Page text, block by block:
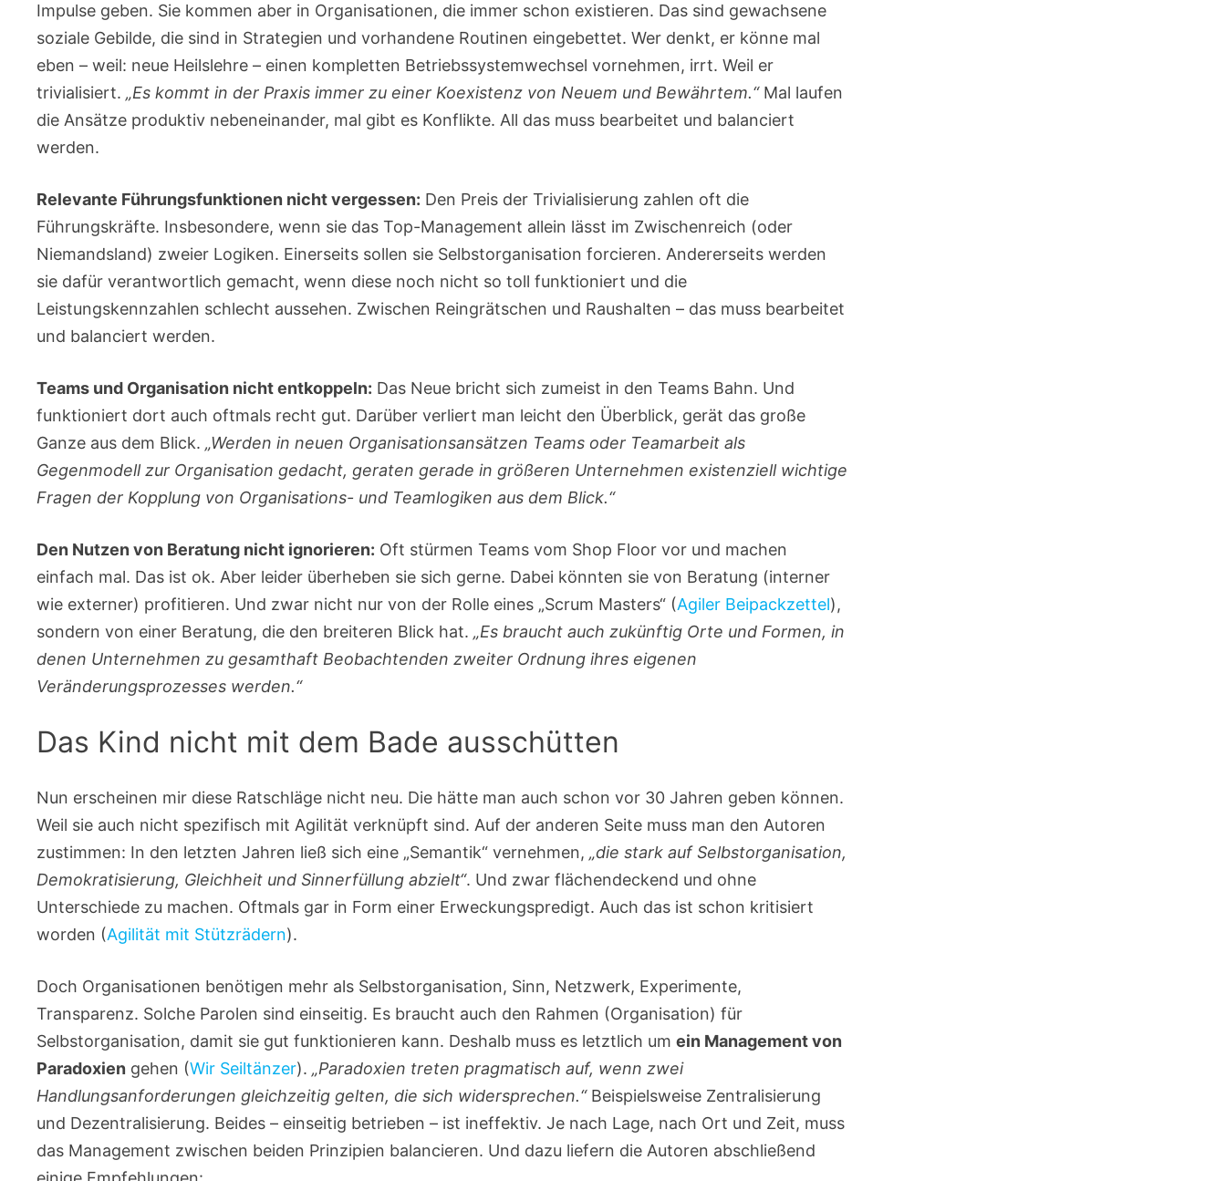
Impulse geben. Sie kommen aber in Organisationen, die immer schon existieren. Das sind gewachsene
soziale Gebilde, die sind in Strategien und vorhandene Routinen eingebettet. Wer denkt, er könne mal
eben – weil: neue Heilslehre – einen kompletten Betriebssystemwechsel vornehmen, irrt. Weil er
trivialisiert.„Es kommt in der Praxis immer zu einer Koexistenz von Neuem und Bewährtem.“Mal laufen
die Ansätze produktiv nebeneinander, mal gibt es Konflikte. All das muss bearbeitet und balanciert
werden.
Relevante Führungsfunktionen nicht vergessen: Den Preis der Trivialisierung zahlen oft die
Führungskräfte. Insbesondere, wenn sie das Top-Management allein lässt im Zwischenreich (oder
Niemandsland) zweier Logiken. Einerseits sollen sie Selbstorganisation forcieren. Andererseits werden
sie dafür verantwortlich gemacht, wenn diese noch nicht so toll funktioniert und die
Leistungskennzahlen schlecht aussehen. Zwischen Reingrätschen und Raushalten – das muss bearbeitet
und balanciert werden.
Teams und Organisation nicht entkoppeln: Das Neue bricht sich zumeist in den Teams Bahn. Und
funktioniert dort auch oftmals recht gut. Darüber verliert man leicht den Überblick, gerät das große
Ganze aus dem Blick.„Werden in neuen Organisationsansätzen Teams oder Teamarbeit als
Gegenmodell zur Organisation gedacht, geraten gerade in größeren Unternehmen existenziell wichtige
Fragen der Kopplung von Organisations- und Teamlogiken aus dem Blick.“
Den Nutzen von Beratung nicht ignorieren: Oft stürmen Teams vom Shop Floor vor und machen
einfach mal. Das ist ok. Aber leider überheben sie sich gerne. Dabei könnten sie von Beratung (interner
wie externer) profitieren. Und zwar nicht nur von der Rolle eines „Scrum Masters“ (Agiler Beipackzettel),
sondern von einer Beratung, die den breiteren Blick hat.„Es braucht auch zukünftig Orte und Formen, in
denen Unternehmen zu gesamthaft Beobachtenden zweiter Ordnung ihres eigenen
Veränderungsprozesses werden.“
Das Kind nicht mit dem Bade ausschütten
Nun erscheinen mir diese Ratschläge nicht neu. Die hätte man auch schon vor 30 Jahren geben können.
Weil sie auch nicht spezifisch mit Agilität verknüpft sind. Auf der anderen Seite muss man den Autoren
zustimmen: In den letzten Jahren ließ sich eine „Semantik“ vernehmen,„die stark auf Selbstorganisation,
Demokratisierung, Gleichheit und Sinnerfüllung abzielt“. Und zwar flächendeckend und ohne
Unterschiede zu machen. Oftmals gar in Form einer Erweckungspredigt. Auch das ist schon kritisiert
worden (Agilität mit Stützrädern).
Doch Organisationen benötigen mehr als Selbstorganisation, Sinn, Netzwerk, Experimente,
Transparenz. Solche Parolen sind einseitig. Es braucht auch den Rahmen (Organisation) für
Selbstorganisation, damit sie gut funktionieren kann. Deshalb muss es letztlich umein Management von
Paradoxien gehen (Wir Seiltänzer).„Paradoxien treten pragmatisch auf, wenn zwei
Handlungsanforderungen gleichzeitig gelten, die sich widersprechen.“Beispielsweise Zentralisierung
und Dezentralisierung. Beides – einseitig betrieben – ist ineffektiv. Je nach Lage, nach Ort und Zeit, muss
das Management zwischen beiden Prinzipien balancieren. Und dazu liefern die Autoren abschließend